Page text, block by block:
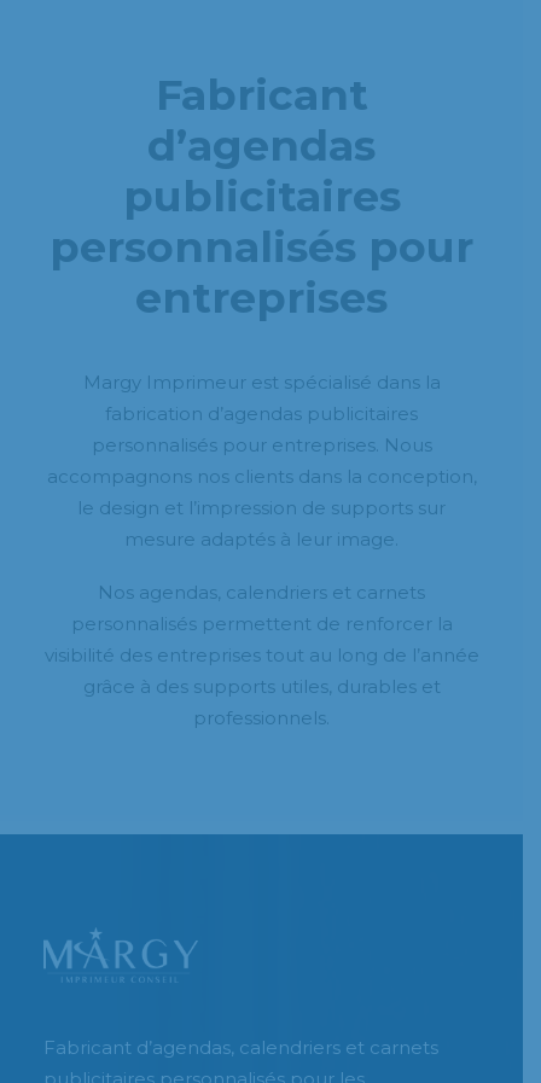
Fabricant
d’agendas
publicitaires
personnalisés pour
entreprises
Margy Imprimeur est spécialisé dans la
fabrication d’agendas publicitaires
personnalisés pour entreprises. Nous
accompagnons nos clients dans la conception,
le design et l’impression de supports sur
mesure adaptés à leur image.
Nos agendas, calendriers et carnets
personnalisés permettent de renforcer la
visibilité des entreprises tout au long de l’année
grâce à des supports utiles, durables et
professionnels.
Fabricant d’agendas, calendriers et carnets